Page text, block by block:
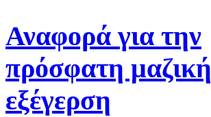
Αναφορά για την
πρόσφατη μαζική
εξέγερση